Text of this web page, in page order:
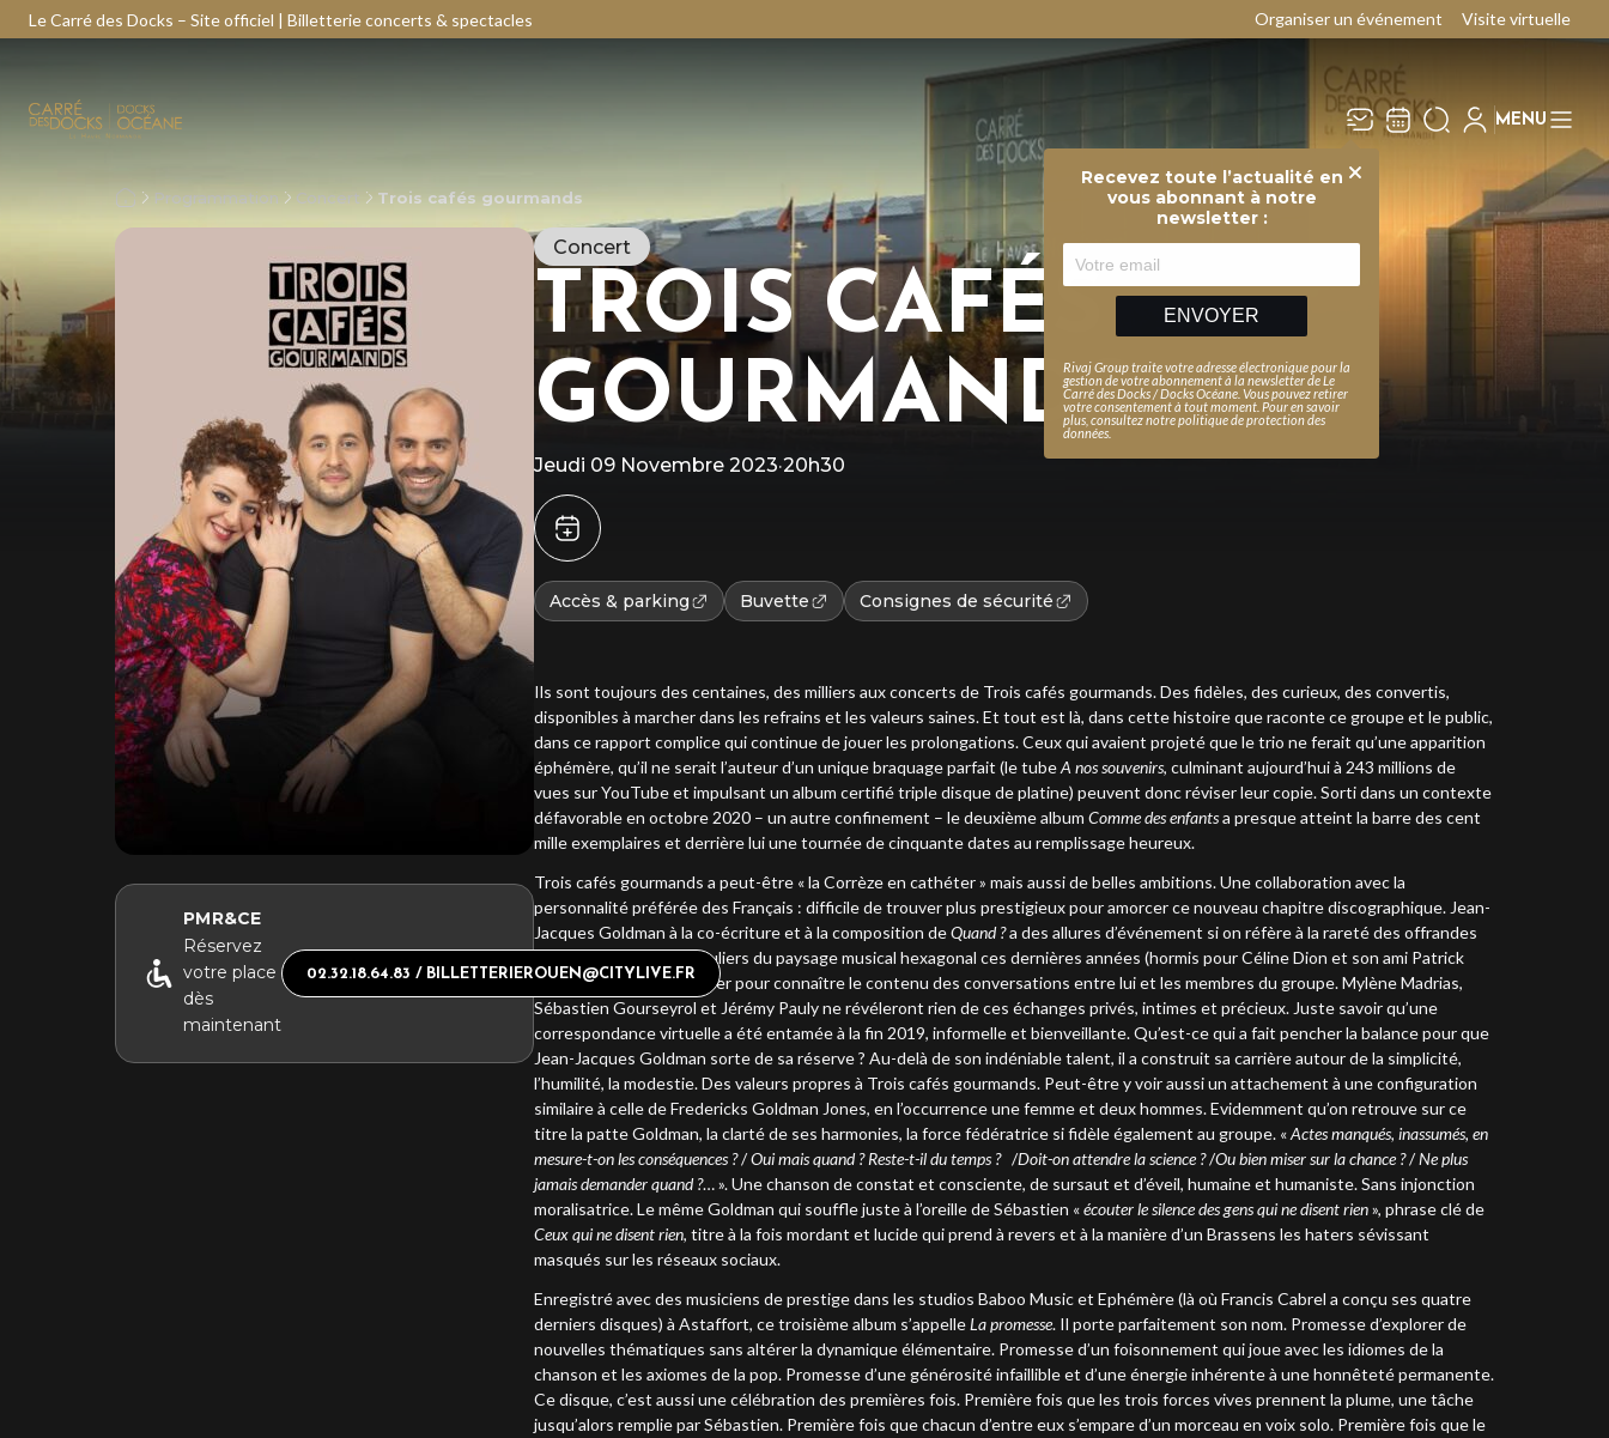
Le Carré des Docks – Site officiel | Billetterie concerts & spectacles Organiser un événement Visite virtuelle
Fermer
Recevez toute l’actualité en
vous abonnant à notre
newsletter :
ENVOYER
Rivaj Group traite votre adresse électronique pour la
gestion de votre abonnement à la newsletter deLe
Carré des Docks / Docks Océane . Vous pouvez retirer
votre consentement à tout moment. Pour en savoir
plus, consultez notrepolitique de protection des
données
MENU
Programmation Concert Trois cafés gourmands
PMR&CE
Réservez
votre place
dès
maintenant
02.32.18.64.83 / BILLETTERIEROUEN@CITYLIVE.FR
Concert
TROIS CAFÉS
GOURMANDS
Jeudi 09 Novembre 2023·20h30
Accès & parking Buvette Consignes de sécurité
Ils sont toujours des centaines, des milliers aux concerts de Trois cafés gourmands. Des fidèles, des curieux, des convertis,
disponibles à marcher dans les refrains et les valeurs saines. Et tout est là, dans cette histoire que raconte ce groupe et le public,
dans ce rapport complice qui continue de jouer les prolongations. Ceux qui avaient projeté que le trio ne ferait qu’une apparition
éphémère, qu’il ne serait l’auteur d’un unique braquage parfait (le tubeA nos souvenirs, culminant aujourd’hui à 243 millions de
vues sur YouTube et impulsant un album certifié triple disque de platine) peuvent donc réviser leur copie. Sorti dans un contexte
défavorable en octobre 2020 – un autre confinement – le deuxième album Comme des enfantsa presque atteint la barre des cent
mille exemplaires et derrière lui une tournée de cinquante dates au remplissage heureux.
Trois cafés gourmands a peut-être « la Corrèze en cathéter » mais aussi de belles ambitions. Une collaboration avec la
personnalité préférée des Français : difficile de trouver plus prestigieux pour amorcer ce nouveau chapitre discographique. Jean-
Jacques Goldman à la co-écriture et à la composition deQuand ?a des allures d’événement si on réfère à la rareté des offrandes
distillées par l’un des tauliers du paysage musical hexagonal ces dernières années (hormis pour Céline Dion et son ami Patrick
Fiori). Inutile d’aller gratter pour connaître le contenu des conversations entre lui et les membres du groupe. Mylène Madrias,
Sébastien Gourseyrol et Jérémy Pauly ne révéleront rien de ces échanges privés, intimes et précieux. Juste savoir qu’une
correspondance virtuelle a été entamée à la fin 2019, informelle et bienveillante. Qu’est-ce qui a fait pencher la balance pour que
Jean-Jacques Goldman sorte de sa réserve ? Au-delà de son indéniable talent, il a construit sa carrière autour de la simplicité,
l’humilité, la modestie. Des valeurs propres à Trois cafés gourmands. Peut-être y voir aussi un attachement à une configuration
similaire à celle de Fredericks Goldman Jones, en l’occurrence une femme et deux hommes. Evidemment qu’on retrouve sur ce
titre la patte Goldman, la clarté de ses harmonies, la force fédératrice si fidèle également au groupe. «Actes manqués, inassumés, en
mesure-t-on les conséquences ?/Oui mais quand ? Reste-t-il du temps ?/Doit-on attendre la science ?/Ou bien miser sur la chance ?/Ne plus
jamais demander quand ?… ». Une chanson de constat et consciente, de sursaut et d’éveil, humaine et humaniste. Sans injonction
moralisatrice. Le même Goldman qui souffle juste à l’oreille de Sébastien «écouter le silence des gens qui ne disent rien», phrase clé de
Ceux qui ne disent rien, titre à la fois mordant et lucide qui prend à revers et à la manière d’un Brassens les haters sévissant
masqués sur les réseaux sociaux.
Enregistré avec des musiciens de prestige dans les studios Baboo Music et Ephémère (là où Francis Cabrel a conçu ses quatre
derniers disques) à Astaffort, ce troisième album s’appelleLa promesse. Il porte parfaitement son nom. Promesse d’explorer de
nouvelles thématiques sans altérer la dynamique élémentaire. Promesse d’un foisonnement qui joue avec les idiomes de la
chanson et les axiomes de la pop. Promesse d’une générosité infaillible et d’une énergie inhérente à une honnêteté permanente.
Ce disque, c’est aussi une célébration des premières fois. Première fois que les trois forces vives prennent la plume, une tâche
jusqu’alors remplie par Sébastien. Première fois que chacun d’entre eux s’empare d’un morceau en voix solo. Première fois que le